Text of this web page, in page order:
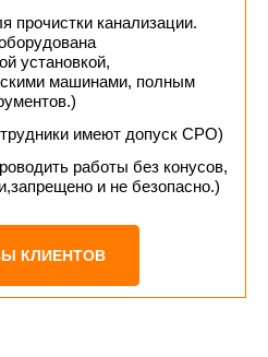
прочистки канализации.
установкой,
машинами, полным
имеют допуск СРО)
работы без конусов,
и не безопасно.)
КЛИЕНТОВ